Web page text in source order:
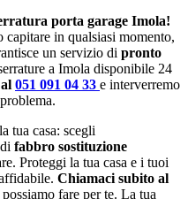
porta garage Imola!
in qualsiasi momento,
un servizio di pronto
a Imola disponibile 24
051 091 04 33 e interverremo
tua casa: scegli
fabbro sostituzione
Proteggi la tua casa e i tuoi
Chiamaci subito al
fare per te. La tua